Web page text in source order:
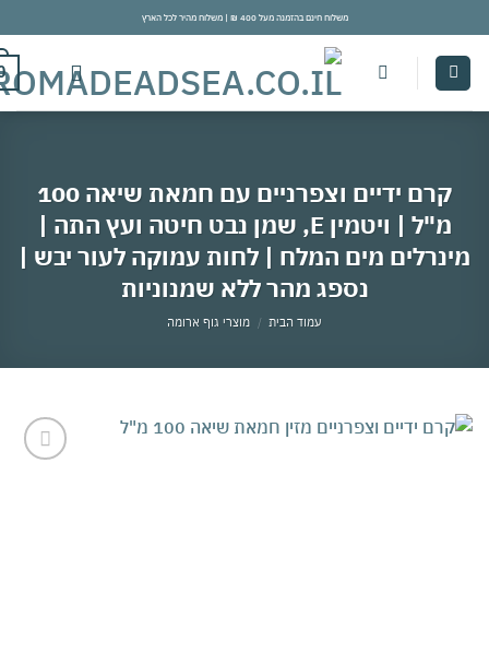
משלוח חינם בהזמנה מעל 400 ₪ | משלוח מהיר לכל הארץ
0
קרם ידיים וצפרניים עם חמאת שיאה 100
מ"ל | ויטמין E, שמן נבט חיטה ועץ התה |
מים המלח | לחות עמוקה לעור יבש |
נספג מהר ללא שמנוניות
עמוד הבית / מוצרי גוף ארומה